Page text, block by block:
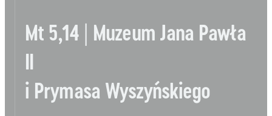
Mt 5,14 | Muzeum Jana Pawła
i Prymasa Wyszyńskiego